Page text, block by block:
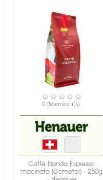
DISPONIBILE
0 Recensioni(s)
Caffè Irlanda Espresso
macinato (Demeter) - 250g